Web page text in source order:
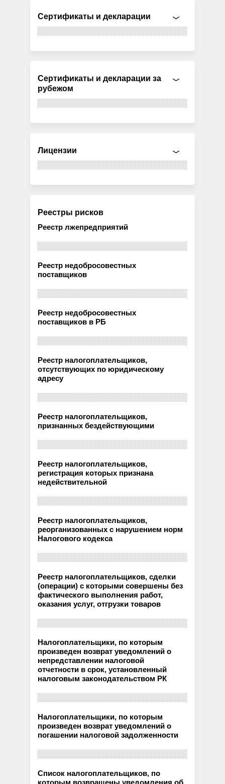
Сертификаты и декларации
Сертификаты и декларации за
рубежом
Лицензии
Реестры рисков
Реестр лжепредприятий
Реестр недобросовестных
поставщиков
Реестр недобросовестных
поставщиков в РБ
Реестр налогоплательщиков,
отсутствующих по юридическому
адресу
Реестр налогоплательщиков,
признанных бездействующими
Реестр налогоплательщиков,
регистрация которых признана
недействительной
Реестр налогоплательщиков,
реорганизованных с нарушением норм
Налогового кодекса
Реестр налогоплательщиков, сделки
(операции) с которыми совершены без
фактического выполнения работ,
оказания услуг, отгрузки товаров
Налогоплательщики, по которым
произведен возврат уведомлений о
непредставлении налоговой
отчетности в срок, установленный
налоговым законодательством РК
Налогоплательщики, по которым
произведен возврат уведомлений о
погашении налоговой задолженности
Список налогоплательщиков, по
которым возвращены уведомления об